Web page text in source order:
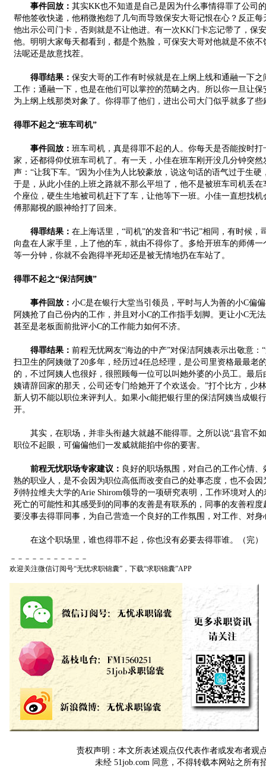
事件回放： 其实KK也不知道是自己是因为什么事情得罪了公司
帮他签收快递，他稍微抱怨了几句而导致保安大哥记恨在心？反正
他出示公司门卡，否则就是不让他进。有一次KK门卡忘记带了，保
他。明明大家每天都看到，都是个熟脸，可保安大哥对他就是不依
法呢还是故意找茬。
得罪结果： 保安大哥的工作有时候就是在上纲上线和通融一下
工作；通融一下，也是在他们可以掌控的范畴之内。所以你一旦让
为上纲上线那类对象了。你得罪了他们，进出公司大门似乎就多了些
得罪不起之“班车司机”
事件回放： 班车司机，真是得罪不起的人。你每天是否能按时
家，还都得仰仗班车司机了。有一天，小佳在班车刚开没几分钟突
声：“让我下车。”因为小佳为人比较豪放，说这句话的语气过于生
于是，从此小佳的上班之路就不那么平坦了，他不是被班车司机丢
个座位，硬生生地被司机赶下了车，让他等下一班。小佳一直想找
傅那鄙视的眼神给打了回来。
得罪结果： 在上海话里，“司机”的发音和“书记”相同，有时候
向盘在人家手里，上了他的车，就由不得你了。多给开班车的师傅
等一分钟，你就不会跑得半死却还是被无情地扔在车站了。
得罪不起之“保洁阿姨”
事件回放： 小C是在银行大堂当引领员，平时与人为善的小C偏
阿姨抢了自己份内的工作，并且对小C的工作指手划脚。更让小C无
甚至是老板面前批评小C的工作能力如何不济。
得罪结果： 前程无忧网友“海边的中产”对保洁阿姨表示出敬意
扫卫生的阿姨做了20多年，经历过4任总经理，是公司里资格最最老
的，不过阿姨人也很好，很照顾每一位可以叫她外婆的小员工。最
姨请辞回家的那天，公司还专门给她开了个欢送会。”打个比方，少
新人切不能以职位来评判人。如果小c能把银行里的保洁阿姨当成银
开。
其实，在职场，并非头衔越大就越不能得罪。之所以说“县官不
职位不起眼，可偏偏他们一发威就能掐中你的要害。
前程无忧职场专家建议： 良好的职场氛围，对自己的工作心情
熟的职业人，是不会因为职位高低而改变自己的处事态度，也不会
列特拉维夫大学的Arie Shirom领导的一项研究表明，工作环境对人
死亡的可能性和其感受到的同事的友善是有联系的，同事的友善程
要没事去得罪同事，为自己营造一个良好的工作氛围，对工作、对身
在这个职场里，谁也得罪不起，你也没有必要去得罪谁。（完）
－－－－－－－－－－－
欢迎关注微信订阅号“无忧求职锦囊”，下载“求职锦囊”APP
责权声明：本文所表述观点仅代表作者或发布者观
未经 51job.com 同意，不得转载本网站之所有